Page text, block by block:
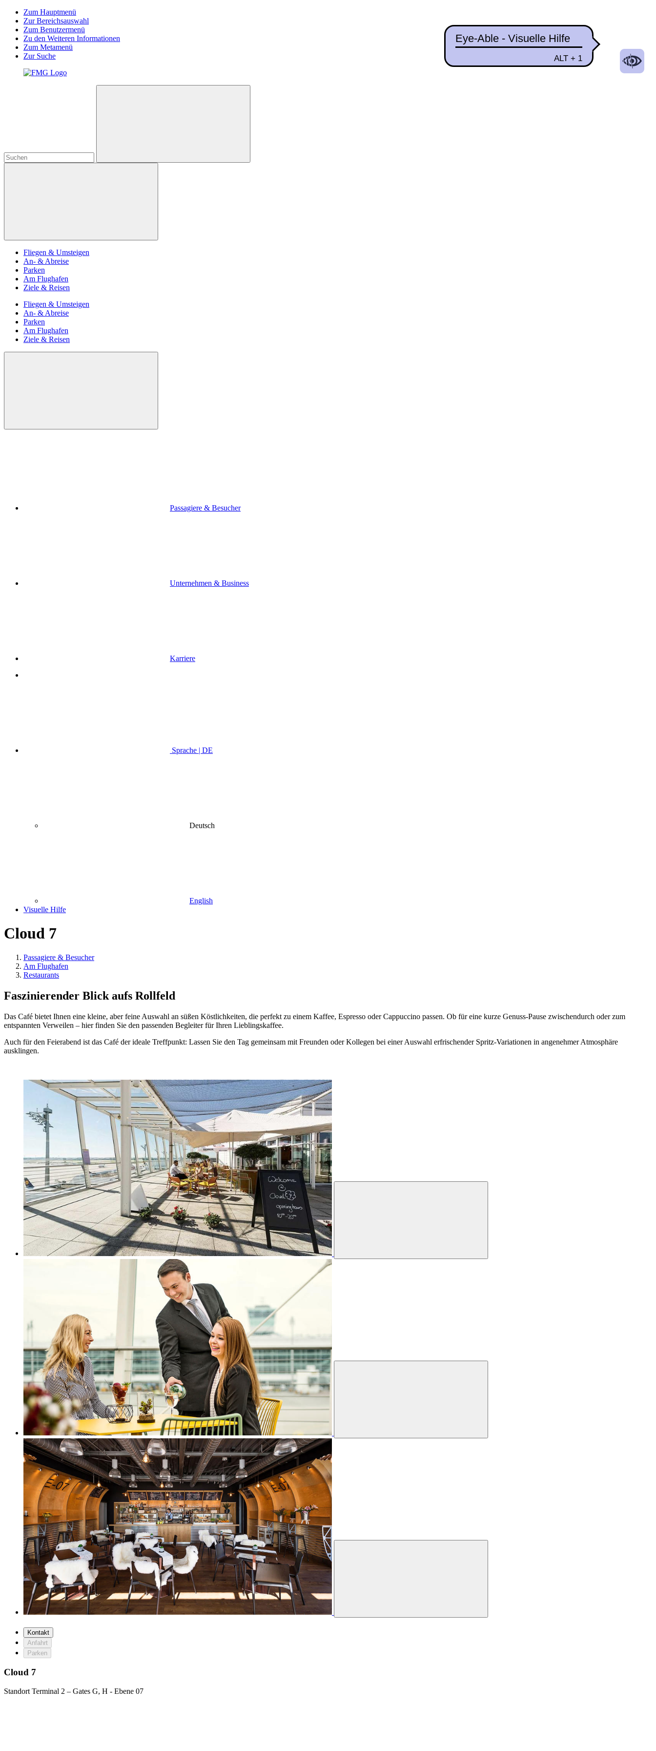
Zum Hauptmenü
Zur Bereichsauswahl
Zum Benutzermenü
Zu den Weiteren Informationen
Zum Metamenü
Zur Suche
Fliegen & Umsteigen
An- & Abreise
Parken
Am Flughafen
Ziele & Reisen
Fliegen & Umsteigen
An- & Abreise
Parken
Am Flughafen
Ziele & Reisen
Passagiere & Besucher
Unternehmen & Business
Karriere
Sprache | DE
Deutsch
English
Visuelle Hilfe
Cloud 7
Passagiere & Besucher
Am Flughafen
Restaurants
Faszinierender Blick aufs Rollfeld
Das Café bietet Ihnen eine kleine, aber feine Auswahl an süßen Köstlichkeiten, die perfekt zu einem Kaffee, Espresso oder Cappuccino passen. Ob für eine kurze Genuss-Pause zwischendurch oder zum
entspannten Verweilen – hier finden Sie den passenden Begleiter für Ihren Lieblingskaffee.
Auch für den Feierabend ist das Café der ideale Treffpunkt: Lassen Sie den Tag gemeinsam mit Freunden oder Kollegen bei einer Auswahl erfrischender Spritz-Variationen in angenehmer Atmosphäre
ausklingen.
Kontakt
Anfahrt
Parken
Cloud 7
Standort Terminal 2 – Gates G, H - Ebene 07